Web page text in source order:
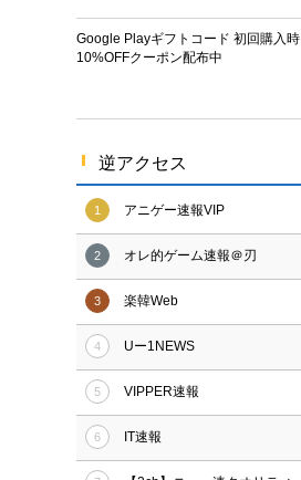
Google Playギフトコード 初回購入時
10%OFFクーポン配布中
逆アクセス
1 アニゲー速報VIP
2 オレ的ゲーム速報＠刃
3 楽韓Web
4 Uー1NEWS
5 VIPPER速報
6 IT速報